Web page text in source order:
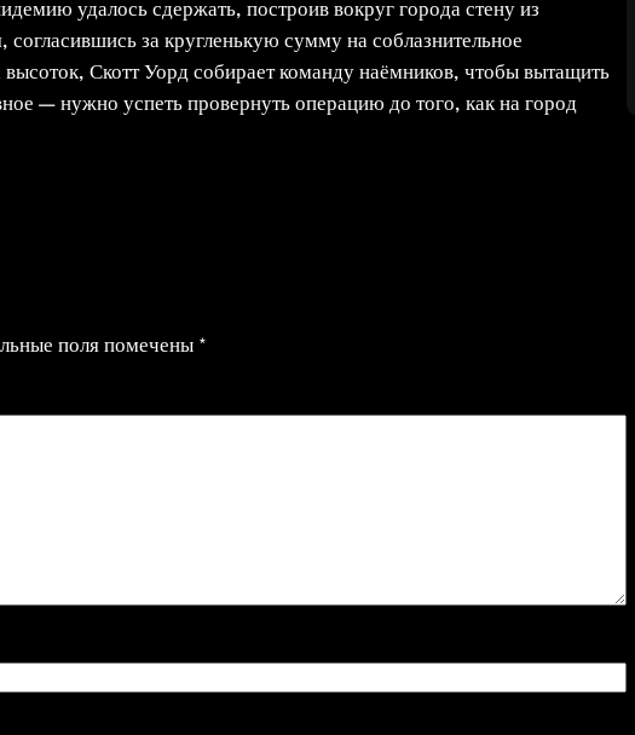
удалось сдержать, построив вокруг города стену из
за кругленькую сумму на соблазнительное
Скотт Уорд собирает команду наёмников, чтобы вытащить
— нужно успеть провернуть операцию до того, как на город
поля помечены *